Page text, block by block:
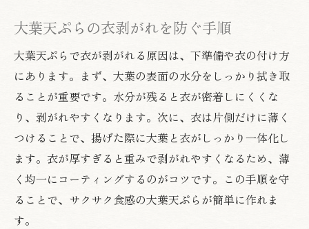
大葉天ぷらの衣剥がれを防ぐ手順
大葉天ぷらで衣が剥がれる原因は、下準備や衣の付け方
にあります。まず、大葉の表面の水分をしっかり拭き取
ることが重要です。水分が残ると衣が密着しにくくな
り、剥がれやすくなります。次に、衣は片側だけに薄く
つけることで、揚げた際に大葉と衣がしっかり一体化し
ます。衣が厚すぎると重みで剥がれやすくなるため、薄
く均一にコーティングするのがコツです。この手順を守
ることで、サクサク食感の大葉天ぷらが簡単に作れま
す。